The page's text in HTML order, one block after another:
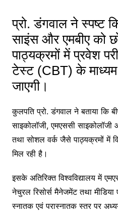
प्रो. डंगवाल ने स्पष्ट
साइंस और एमबीए को
पाठ्यक्रमों में प्रवेश
टेस्ट (CBT) के
जाएगी।
कुलपति प्रो. डंगवाल ने बताया कि
साइकोलॉजी, एमएससी साइकोलॉजी
तथा सोशल वर्क जैसे पाठ्यक्रमों में
मिल रही है।
इसके अतिरिक्त विश्वविद्यालय में
नेचुरल रिसोर्स मैनेजमेंट तथा
स्नातक एवं परास्नातक स्तर पर